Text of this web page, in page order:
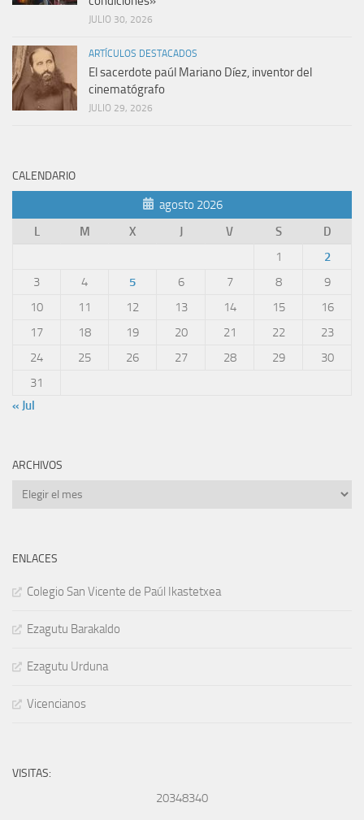
JULIO 30, 2026
ARTÍCULOS DESTACADOS
El sacerdote paúl Mariano Díez, inventor del
cinematógrafo
JULIO 29, 2026
CALENDARIO
agosto 2026
L
M X J V S
D
1
2
3
4 5 6 7 8
9
10
11 12 13 14 15
16
17
18 19 20 21 22
23
24
25 26 27 28 29
30
31
« Jul
ARCHIVOS
Archivos
ENLACES
Colegio San Vicente de Paúl Ikastetxea
Ezagutu Barakaldo
Ezagutu Urduna
Vicencianos
VISITAS:
20348340